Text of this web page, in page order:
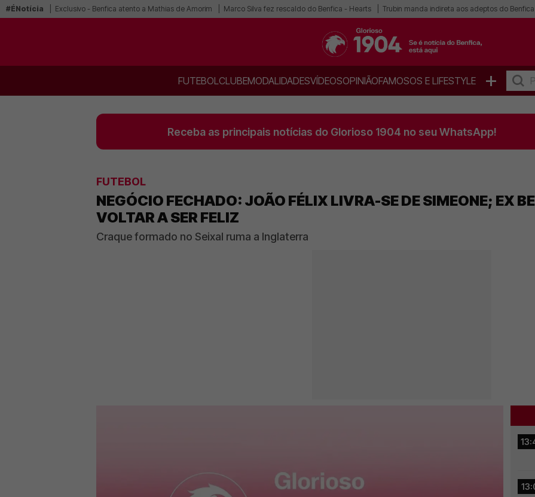
#ÉNotícia Exclusivo - Benfica atento a Mathias de Amorim Marco Silva fez rescaldo do Benfica - Hearts Trubin manda indireta aos adeptos do Benfica
FUTEBOLCLUBEMODALIDADESVÍDEOSOPINIÃOFAMOSOS E LIFESTYLE +
Receba as principais notícias do Glorioso 1904 no seu WhatsApp!
FUTEBOL
NEGÓCIO FECHADO: JOÃO FÉLIX LIVRA-SE DE SIMEONE; EX
VOLTAR A SER FELIZ
Craque formado no Seixal ruma a Inglaterra